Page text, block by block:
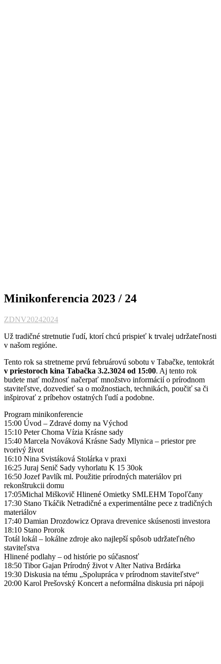
Minikonferencia 2023 / 24
ZDNV20242024
Už tradičné stretnutie ľudí, ktorí chcú prispieť k trvalej udržateľnosti
v našom regióne.
Tento rok sa stretneme prvú februárovú sobotu v Tabačke, tentokrát
v priestoroch kina Tabačka 3.2.3024 od 15:00. Aj tento rok
budete mať možnosť načerpať množstvo informácií o prírodnom
staviteľstve, dozvedieť sa o možnostiach, technikách, poučiť sa či
inšpirovať z príbehov ostatných ľudí a podobne.
Program minikonferencie
15:00 Úvod – Zdravé domy na Východ
15:10 Peter Choma Vízia Krásne sady
15:40 Marcela Nováková Krásne Sady Mlynica – priestor pre
tvorivý život
16:10 Nina Svistáková Stolárka v praxi
16:25 Juraj Senič Sady vyhorlatu K 15 30ok
16:50 Jozef Pavlík ml. Použitie prírodných materiálov pri
rekonštrukcii domu
17:05Michal Miškovič Hlinené Omietky SMLEHM Topoľčany
17:30 Stano Tkáčik Netradičné a experimentálne pece z tradičných
materiálov
17:40 Damian Drozdowicz Oprava drevenice skúsenosti investora
18:10 Stano Prorok
Totál lokál – lokálne zdroje ako najlepší spôsob udržateľného
staviteľstva
Hlinené podlahy – od histórie po súčasnosť
18:50 Tibor Gajan Prírodný život v Alter Nativa Brdárka
19:30 Diskusia na tému „Spolupráca v prírodnom staviteľstve“
20:00 Karol Prešovský Koncert a neformálna diskusia pri nápoji